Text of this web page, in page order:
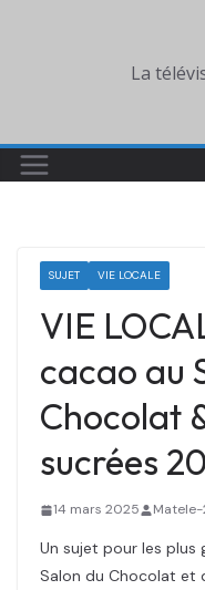
La
SUJET VIE LOCALE
VIE
cacao au
Chocolat
sucrées
14 mars 2025
Un sujet pour les plus
Salon du Chocolat et